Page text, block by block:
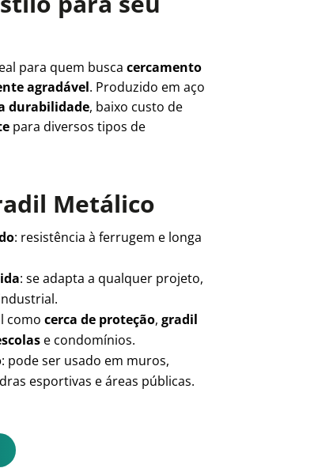
para quem busca cercamento
agradável. Produzido em aço
durabilidade, baixo custo de
para diversos tipos de
Metálico
: resistência à ferrugem e longa
: se adapta a qualquer projeto,
como cerca de proteção, gradil
e condomínios.
: pode ser usado em muros,
esportivas e áreas públicas.